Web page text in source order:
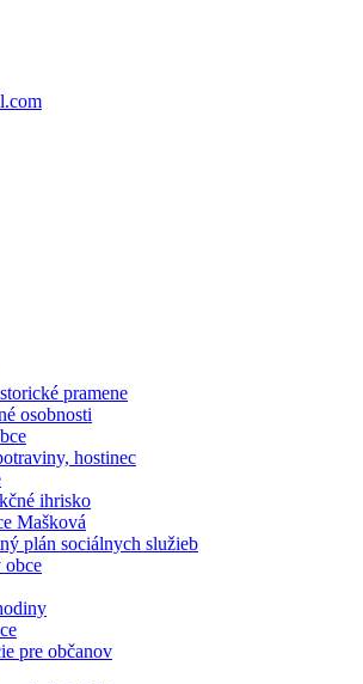
pramene
osobnosti
hostinec
ihrisko
Mašková
plán sociálnych služieb
obce
pre občanov